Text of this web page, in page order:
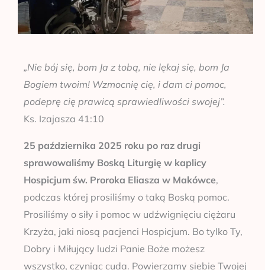
„Nie bój się, bom Ja z tobą, nie lękaj się, bom Ja
Bogiem twoim! Wzmocnię cię, i dam ci pomoc,
podeprę cię prawicą sprawiedliwości swojej”.
Ks. Izajasza 41:10
25 października 2025 roku po raz drugi
sprawowaliśmy Boską Liturgię w kaplicy
Hospicjum św. Proroka Eliasza w Makówce,
podczas której prosiliśmy o taką Boską pomoc.
Prosiliśmy o siły i pomoc w udźwignięciu ciężaru
Krzyża, jaki niosą pacjenci Hospicjum. Bo tylko Ty,
Dobry i Miłujący ludzi Panie Boże możesz
wszystko, czyniąc cuda. Powierzamy siebie Twojej